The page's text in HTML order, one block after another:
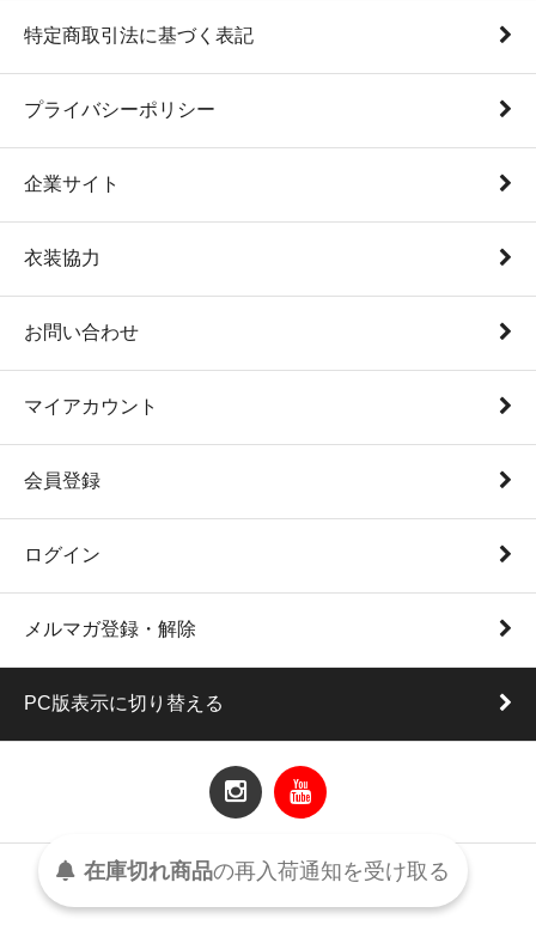
特定商取引法に基づく表記
プライバシーポリシー
企業サイト
衣装協力
お問い合わせ
マイアカウント
会員登録
ログイン
メルマガ登録・解除
PC版表示に切り替える
2018.C.E.C.I.O All Rights Reserved.
在庫切れ商品の再入荷通知を受け取る